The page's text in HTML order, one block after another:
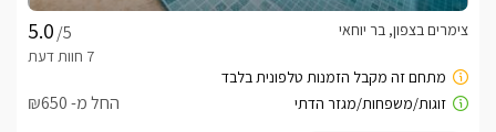
/5
צימרים בצפון, בר יוחאי
החל מ- ₪650